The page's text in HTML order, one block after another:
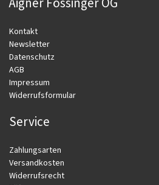
Kontakt
Newsletter
Datenschutz
AGB
Impressum
Widerrufsformular
Service
Zahlungsarten
Versandkosten
Widerrufsrecht